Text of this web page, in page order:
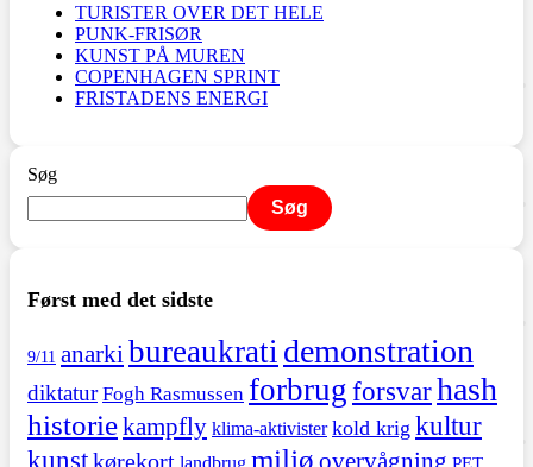
TURISTER OVER DET HELE
PUNK-FRISØR
KUNST PÅ MUREN
COPENHAGEN SPRINT
FRISTADENS ENERGI
Søg
Søg
Først med det sidste
9/11 anarki bureaukrati demonstration
diktatur Fogh Rasmussen forbrugforsvarhash
historiekampfly klima-aktivister kold krig kultur
kunstkørekort miljø overvågning